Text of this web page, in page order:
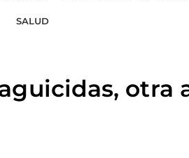
SALUD
otra